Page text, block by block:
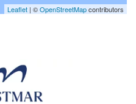
Leaflet | ©OpenStreetMapcontributors